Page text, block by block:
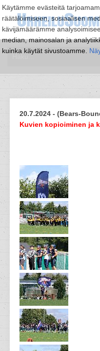
Käytämme evästeitä
räätälöimiseen, sosiaalisen
kävijämäärämme
median, mainosalan ja
kuinka käytät sivustoamme.
20.7.2024 - (Bears-
Kuvien kopioiminen ja